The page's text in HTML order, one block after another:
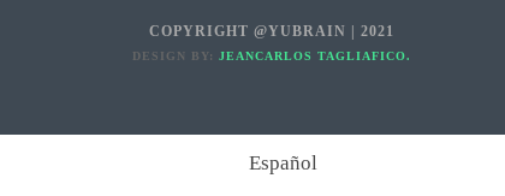
COPYRIGHT @YUBRAIN | 2021
DESIGN BY: JEANCARLOS TAGLIAFICO.
Español